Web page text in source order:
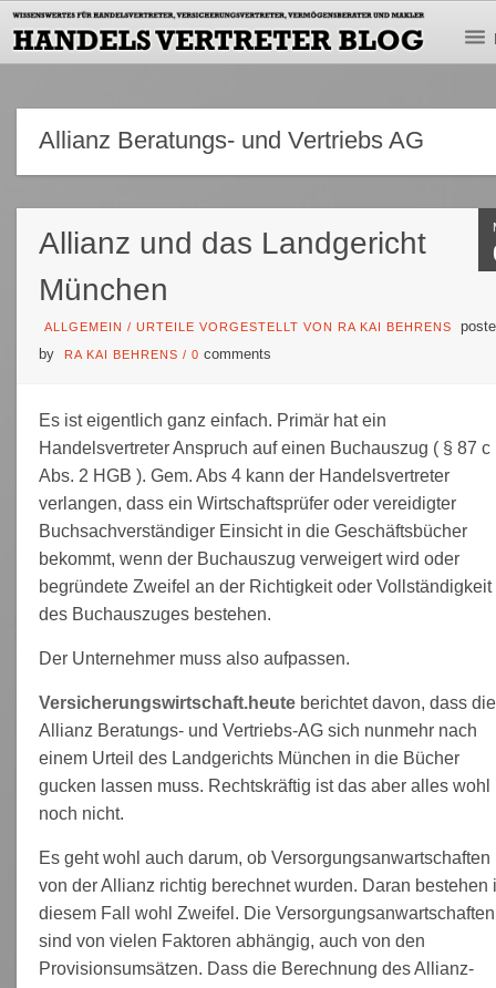
Allianz Beratungs- und Vertriebs AG
Allianz und das Landgericht
München
ALLGEMEIN / URTEILE VORGESTELLT VON RA KAI BEHRENS
by
RA KAI BEHRENS / 0 comments
Es ist eigentlich ganz einfach. Primär hat ein
Handelsvertreter Anspruch auf einen Buchauszug ( § 87 c
Abs. 2 HGB ). Gem. Abs 4 kann der Handelsvertreter
verlangen, dass ein Wirtschaftsprüfer oder vereidigter
Buchsachverständiger Einsicht in die Geschäftsbücher
bekommt, wenn der Buchauszug verweigert wird oder
begründete Zweifel an der Richtigkeit oder Vollständigkeit
des Buchauszuges bestehen.
Der Unternehmer muss also aufpassen.
Versicherungswirtschaft.heuteberichtet davon, dass die
Allianz Beratungs- und Vertriebs-AG sich nunmehr nach
einem Urteil des Landgerichts München in die Bücher
gucken lassen muss. Rechtskräftig ist das aber alles wohl
noch nicht.
Es geht wohl auch darum, ob Versorgungsanwartschaften
von der Allianz richtig berechnet wurden. Daran bestehen
diesem Fall wohl Zweifel. Die Versorgungsanwartschaften
sind von vielen Faktoren abhängig, auch von den
Provisionsumsätzen. Dass die Berechnung des Allianz-